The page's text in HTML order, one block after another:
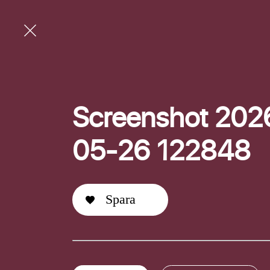
Screenshot
05-26 122848
Spara